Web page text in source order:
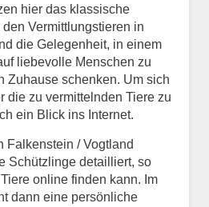
hier das klassische
Vermittlungstieren in
die Gelegenheit, in einem
liebevolle Menschen zu
Zuhause schenken. Um sich
die zu vermittelnden Tiere zu
ein Blick ins Internet.
Falkenstein / Vogtland
Schützlinge detailliert, so
online finden kann. Im
dann eine persönliche